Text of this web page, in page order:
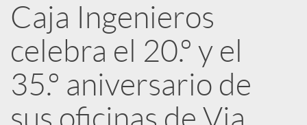
b
l
i
Caja Ingenieros
celebra el 20.º y el
35.º aniversario de